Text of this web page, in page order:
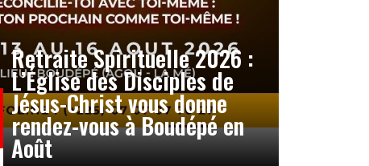
Retraite Spirituelle 2026 :
L’Église des Disciples de
Jésus-Christ vous donne
rendez-vous à Boudépé en
Août